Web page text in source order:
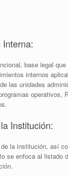
base legal que
internos
las unidades
operativos,
Institución:
la institución, así
se enfoca al listado